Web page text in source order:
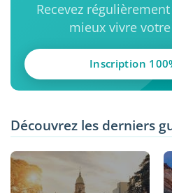
Recevez
mieux vivre
Inscription
Découvrez les derniers